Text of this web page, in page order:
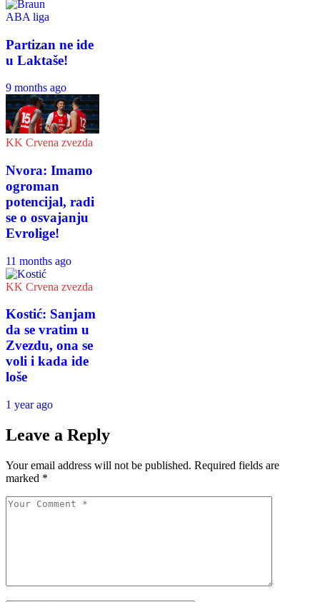
ABA liga
Partizan ne ide
u Laktaše!
9 months ago
KK Crvena zvezda
Nvora: Imamo
ogroman
potencijal, radi
se o osvajanju
Evrolige!
11 months ago
KK Crvena zvezda
Kostić: Sanjam
da se vratim u
Zvezdu, ona se
voli i kada ide
loše
1 year ago
Leave a Reply
Your email address will not be published. Required fields are
marked *